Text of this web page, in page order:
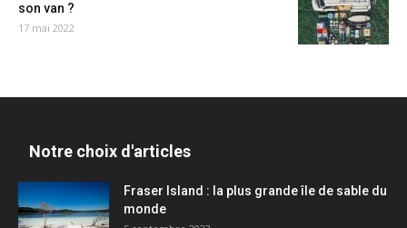
son van ?
17 mai 2022
Notre choix d'articles
Fraser Island : la plus grande île de sable du
monde